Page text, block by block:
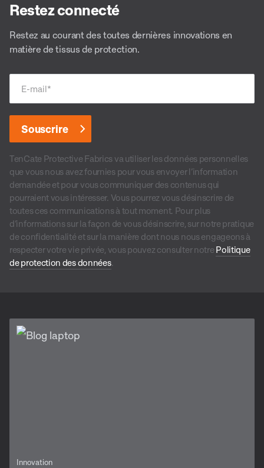
Restez connecté
Restez au courant des toutes dernières innovations en
matière de tissus de protection.
E-mail*
TenCate Protective Fabrics va utiliser les données personnelles
que vous nous avez fournies pour vous envoyer l’information
demandée et pour vous communiquer des contenus qui
pourraient vous intéresser. Vous pourrez vous désinscrire de
toutes ces communications à tout moment. Pour plus
d’informations sur la façon de vous désinscrire, sur notre pratique
de confidentialité et sur la manière dont nous nous engageons à
respecter votre vie privée, vous pouvez consulter notre Politique
de protection des données.
Innovation